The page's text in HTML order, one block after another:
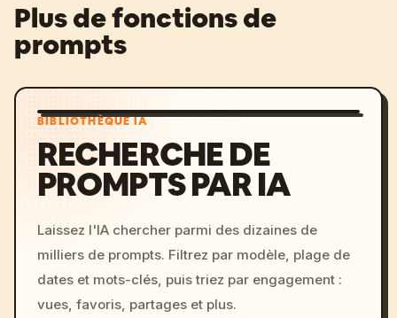
Plus de fonctions de
prompts
BIBLIOTHÈQUE IA
RECHERCHE DE
PROMPTS PAR IA
Laissez l'IA chercher parmi des dizaines de
milliers de prompts. Filtrez par modèle, plage de
dates et mots-clés, puis triez par engagement :
vues, favoris, partages et plus.